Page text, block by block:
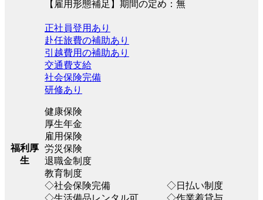
【雇用形態補足】期間の定め：無
福利厚
生
正社員登用あり
赴任旅費の補助あり
引越費用の補助あり
交通費支給
社会保険完備
研修あり
健康保険
厚生年金
雇用保険
労災保険
退職金制度
教育制度
◇社会保険完備 ◇日払い制度
◇生活備品レンタル可 ◇作業着貸与